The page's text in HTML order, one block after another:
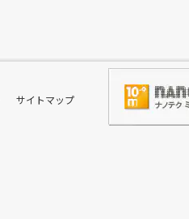
サイトマップ